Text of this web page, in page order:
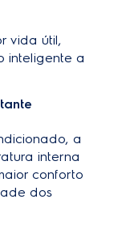
vida útil,
inteligente a
a
interna
conforto
dos